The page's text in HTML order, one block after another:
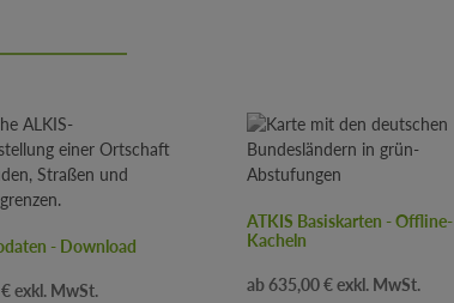
- Download
Preis:
ATKIS Basiskarten - Offline-
Kacheln
Regulärer Preis:
635,00 €